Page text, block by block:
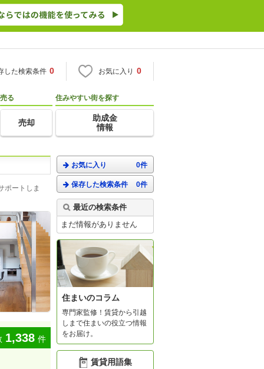
した検索条件 0 お気に入り 0
売る
売却
住みやすい街を探す
助成金
情報
ポートしま
1,338 件
お気に入り 0件
保存した検索条件 0件
最近の検索条件
まだ情報がありません
住まいのコラム
専門家監修！賃貸から引越
しまで住まいの役立つ情報
をお届け。
賃貸用語集